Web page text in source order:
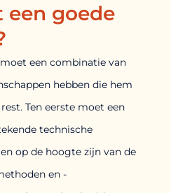
een goede
een combinatie van
hebben die hem
Ten eerste moet een
technische
op de hoogte zijn van de
en -